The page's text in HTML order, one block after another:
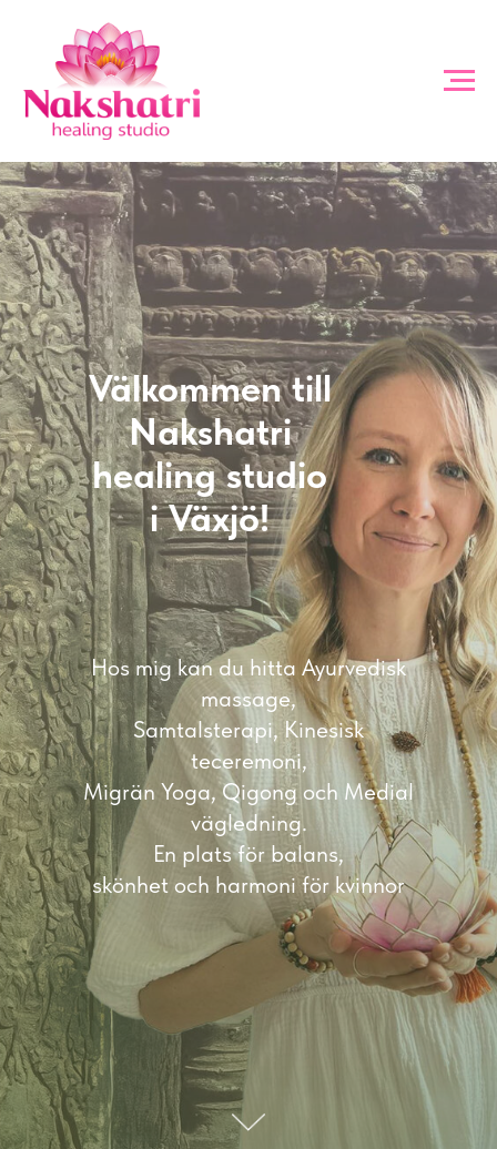
Välkommen till
Nakshatri
healing studio
i Växjö!
Hos mig kan du hitta Ayurvedisk
massage,
Samtalsterapi, Kinesisk
teceremoni,
Migrän Yoga, Qigong och Medial
vägledning.
En plats för balans,
skönhet och harmoni för kvinnor